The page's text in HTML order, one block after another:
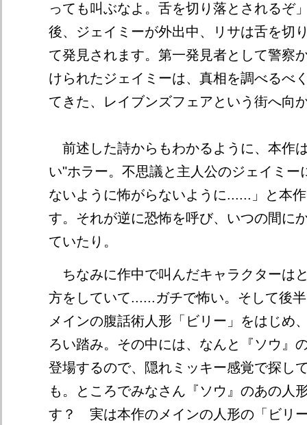
っても叫ぶなよ。舌を切り落とされるぞ
後、ジェイミーが外出中、リサは舌を切
て発見されます。第一発見者として警察
けられたジェイミーは、真相を調べるべ
てきた、レイブンズフェアという街へ向
前述した詩からもわかるように、本作
い"ホラー。不思議と主人公のジェイミー
ないように怖がらないように......」と本
す。それが逆に恐怖を呼び、いつの間に
ていたり。
ちなみに作中で叫んだキャラクターは
方をしていて......ガチで怖い。そして後
メインの腹話術人形「ビリー」をはじめ
ろい踏み。その中には、なんと『ソウ』
登場するので、隠れミッキー感覚で探し
も。ところでみなさん『ソウ』のあの人
す？ 実は本作のメインの人形の「ビリ